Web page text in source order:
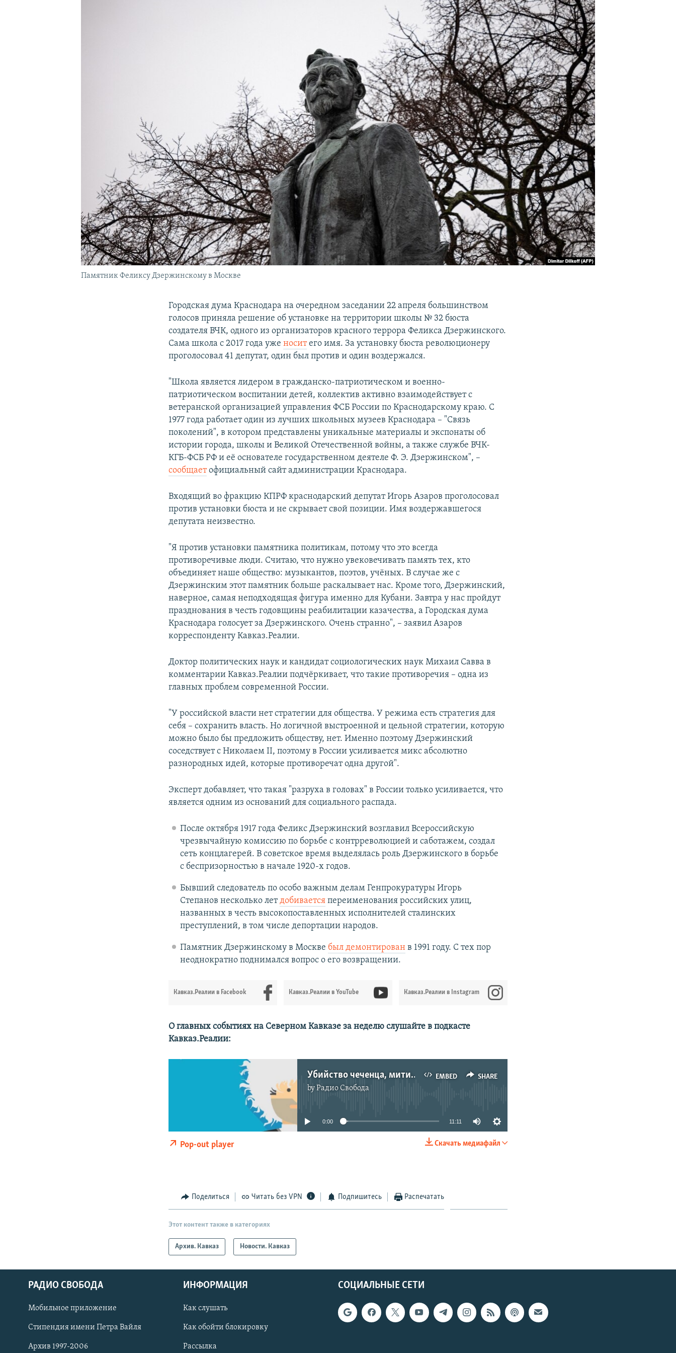
СОЦИАЛЬНЫЕ СЕТИ
Памятник Феликсу Дзержинскому в Москве
Городская дума Краснодара на очередном заседании 22 апреля большинством
голосов приняла решение об установке на территории школы № 32 бюста
создателя ВЧК, одного из организаторов красного террора Феликса Дзержинского.
Сама школа с 2017 года уженоситего имя. За установку бюста революционеру
проголосовал 41 депутат, один был против и один воздержался.
"Школа является лидером в гражданско-патриотическом и военно-
патриотическом воспитании детей, коллектив активно взаимодействует с
ветеранской организацией управления ФСБ России по Краснодарскому краю. С
1977 года работает один из лучших школьных музеев Краснодара – "Связь
поколений", в котором представлены уникальные материалы и экспонаты об
истории города, школы и Великой Отечественной войны, а также службе ВЧК-
КГБ-ФСБ РФ и её основателе государственном деятеле Ф. Э. Дзержинском", –
сообщаетофициальный сайт администрации Краснодара.
Входящий во фракцию КПРФ краснодарский депутат Игорь Азаров проголосовал
против установки бюста и не скрывает свой позиции. Имя воздержавшегося
депутата неизвестно.
"Я против установки памятника политикам, потому что это всегда
противоречивые люди. Считаю, что нужно увековечивать память тех, кто
объединяет наше общество: музыкантов, поэтов, учёных. В случае же с
Дзержинским этот памятник больше раскалывает нас. Кроме того, Дзержинский,
наверное, самая неподходящая фигура именно для Кубани. Завтра у нас пройдут
празднования в честь годовщины реабилитации казачества, а Городская дума
Краснодара голосует за Дзержинского. Очень странно", – заявил Азаров
корреспонденту Кавказ.Реалии.
Доктор политических наук и кандидат социологических наук Михаил Савва в
комментарии Кавказ.Реалии подчёркивает, что такие противоречия – одна из
главных проблем современной России.
"У российской власти нет стратегии для общества. У режима есть стратегия для
себя – сохранить власть. Но логичной выстроенной и цельной стратегии, которую
можно было бы предложить обществу, нет. Именно поэтому Дзержинский
соседствует с Николаем II, поэтому в России усиливается микс абсолютно
разнородных идей, которые противоречат одна другой".
Эксперт добавляет, что такая "разруха в головах" в России только усиливается, что
является одним из оснований для социального распада.
После октября 1917 года Феликс Дзержинский возглавил Всероссийскую
чрезвычайную комиссию по борьбе с контрреволюцией и саботажем, создал
сеть концлагерей. В советское время выделялась роль Дзержинского в борьбе
с беспризорностью в начале 1920-х годов.
Бывший следователь по особо важным делам Генпрокуратуры Игорь
Степанов несколько летдобиваетсяпереименования российских улиц,
названных в честь высокопоставленных исполнителей сталинских
преступлений, в том числе депортации народов.
Памятник Дзержинскому в Москве был демонтированв 1991 году. С тех пор
неоднократно поднимался вопрос о его возвращении.
Кавказ.Реалии в Facebook Кавказ.Реалии в YouTube Кавказ.Реалии в Instagram
О главных событиях на Северном Кавказе за неделю слушайте в подкасте
Кавказ.Реалии:
EMBED SHARE
Убийство чеченца, митинги на Кавказе и победа сына Кадырова | КАВКАЗ.ПОДКАСТ | 23.04.21
byРадио Свобода
SHARE
No media source currently available
0:00 11:11
Скачать медиафайл
Pop-out player
Поделиться Читать без VPN Подпишитесь Распечатать
Этот контент также в категориях
Архив. Кавказ Новости. Кавказ
СОЦИАЛЬНЫЕ СЕТИ
РАДИО СВОБОДА
Мобильное приложение
Стипендия имени Петра Вайля
Архив 1997-2006
ИНФОРМАЦИЯ
Как слушать
Как обойти блокировку
Рассылка